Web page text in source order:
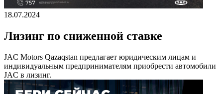
18.07.2024
Лизинг по сниженной ставке
JAC Motors Qazaqstan предлагает юридическим лицам и
индивидуальным предпринимателям приобрести автомобили
JAC в лизинг.